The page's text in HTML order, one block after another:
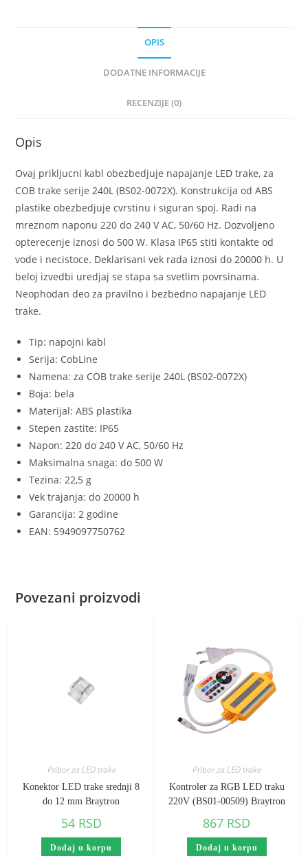
OPIS
DODATNE INFORMACIJE
RECENZIJE (0)
Opis
Ovaj prikljucni kabl obezbedjuje napajanje LED trake, za
COB trake serije 240L (BS02-0072X). Konstrukcija od ABS
plastike obezbedjuje cvrstinu i siguran spoj. Radi na
mreznom naponu 220 do 240 V AC, 50/60 Hz. Dozvoljeno
opterecenje iznosi do 500 W. Klasa IP65 stiti kontakte od
vode i necistoce. Deklarisani vek rada iznosi do 20000 h. U
beloj izvedbi uredjaj se stapa sa svetlim povrsinama.
Neophodan deo za pravilno i bezbedno napajanje LED
trake.
Tip: napojni kabl
Serija: CobLine
Namena: za COB trake serije 240L (BS02-0072X)
Boja: bela
Materijal: ABS plastika
Stepen zastite: IP65
Napon: 220 do 240 V AC, 50/60 Hz
Maksimalna snaga: do 500 W
Tezina: 22,5 g
Vek trajanja: do 20000 h
Garancija: 2 godine
EAN: 5949097750762
Povezani proizvodi
Pribor za LED trake
Konektor LED trake srednji 8
do 12 mm Braytron
54 RSD
Dodaj u korpu
Pribor za LED trake
Kontroler za RGB LED traku
220V (BS01-00509) Braytron
867 RSD
Dodaj u korpu